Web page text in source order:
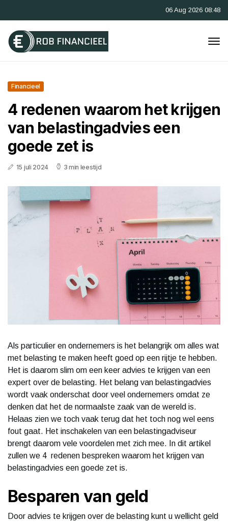
06 Aug 2026 08:48
Financieel
4 redenen waarom het krijgen
van belastingadvies een
goede zet is
15 juli 2024 3 min leestijd
Als particulier en ondernemers is het belangrijk om alles wat
met belasting te maken heeft goed op een rijtje te hebben.
Het is daarom slim om een keer advies te krijgen van een
expert over de belasting. Het belang van belastingadvies
wordt vaak onderschat door veel ondernemers omdat ze
denken dat het de normaalste zaak van de wereld is.
Helaas zien we toch vaak terug dat het toch nog wel eens
fout gaat. Het inschakelen van een belastingadviseur
brengt daarom vele voordelen met zich mee. In dit artikel
zullen we 4 redenen bespreken waarom het krijgen van
belastingadvies een goede zet is.
Besparen van geld
Door advies te krijgen over de belasting kunt u wellicht geld